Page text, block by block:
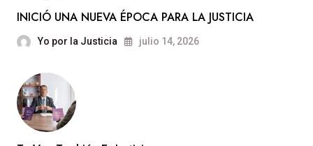
INICIÓ UNA NUEVA ÉPOCA PARA LA JUSTICIA
Yo por la Justicia julio 14, 2026